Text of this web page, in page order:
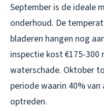
September is de ideale
onderhoud. De
bladeren hangen nog
inspectie kost €175-300
waterschade. Oktober
periode waarin 40%
optreden.